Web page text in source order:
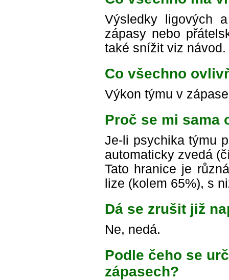
Výsledky ligových
zápasy nebo
také snížit viz návod.
Co všechno
Výkon týmu v
Proč se mi sama
Je-li psychika týmu
automaticky zvedá
Tato hranice je
lize (kolem 65%), s
Dá se zrušit již
Ne, nedá.
Podle čeho se
zápasech?